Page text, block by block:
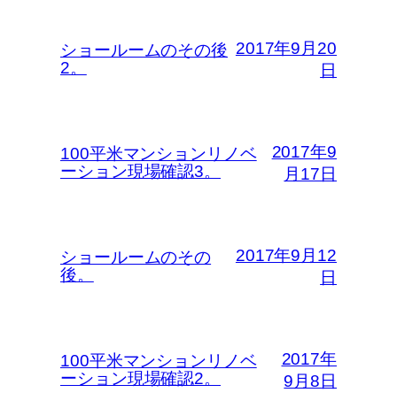
ショールームのその後
2。
2017年9月20
日
100平米マンションリノベ
ーション現場確認3。
2017年9
月17日
ショールームのその
後。
2017年9月12
日
100平米マンションリノベ
ーション現場確認2。
2017年
9月8日